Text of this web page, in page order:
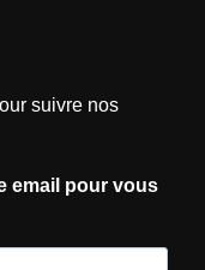
suivre nos
email pour vous